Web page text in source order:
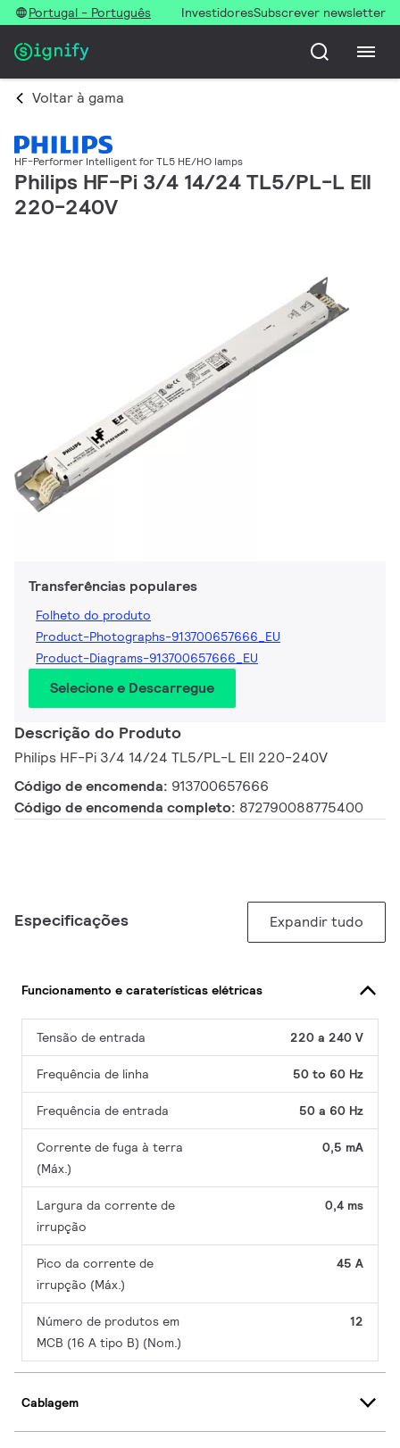
Portugal - Português InvestidoresSubscrever newsletter
Voltar à gama
HF-Performer Intelligent for TL5 HE/HO lamps
Philips HF-Pi 3/4 14/24 TL5/PL-L EII
220-240V
Transferências populares
Folheto do produto
Product-Photographs-913700657666_EU
Product-Diagrams-913700657666_EU
Selecione e Descarregue
Descrição do Produto
Philips HF-Pi 3/4 14/24 TL5/PL-L EII 220-240V
Código de encomenda: 913700657666
Código de encomenda completo: 872790088775400
Especificações Expandir tudo
Funcionamento e caraterísticas elétricas
Tensão de entrada 220 a 240 V
Frequência de linha 50 to 60 Hz
Frequência de entrada 50 a 60 Hz
Corrente de fuga à terra
(Máx.)
0,5 mA
Largura da corrente de
irrupção
0,4 ms
Pico da corrente de
irrupção (Máx.)
45 A
Número de produtos em
MCB (16 A tipo B) (Nom.)
12
Cablagem